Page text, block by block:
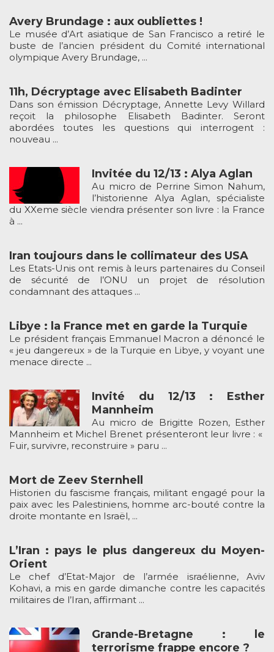
Avery Brundage : aux oubliettes !
Le musée d’Art asiatique de San Francisco a retiré le
buste de l’ancien président du Comité international
olympique Avery Brundage, ...
11h, Décryptage avec Elisabeth Badinter
Dans son émission Décryptage, Annette Levy Willard
reçoit la philosophe Elisabeth Badinter. Seront
abordées toutes les questions qui interrogent :
nouveau ...
Invitée du 12/13 : Alya Aglan
Au micro de Perrine Simon Nahum,
l’historienne Alya Aglan, spécialiste
du XXeme siècle viendra présenter son livre : la France
à ...
Iran toujours dans le collimateur des USA
Les Etats-Unis ont remis à leurs partenaires du Conseil
de sécurité de l’ONU un projet de résolution
condamnant des attaques ...
Libye : la France met en garde la Turquie
Le président français Emmanuel Macron a dénoncé le
« jeu dangereux » de la Turquie en Libye, y voyant une
menace directe ...
Invité du 12/13 : Esther
Mannheim
Au micro de Brigitte Rozen, Esther
Mannheim et Michel Brenet présenteront leur livre : «
Fuir, survivre, reconstruire » paru ...
Mort de Zeev Sternhell
Historien du fascisme français, militant engagé pour la
paix avec les Palestiniens, homme arc-bouté contre la
droite montante en Israël, ...
L’Iran : pays le plus dangereux du Moyen-
Orient
Le chef d’Etat-Major de l’armée israélienne, Aviv
Kohavi, a mis en garde dimanche contre les capacités
militaires de l’Iran, affirmant ...
Grande-Bretagne : le
terrorisme frappe encore ?